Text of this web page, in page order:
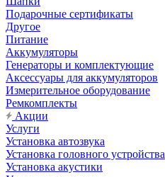
Подарочные сертификаты
Другое
Питание
Аккумуляторы
Генераторы и комплектующие
Аксессуары для аккумуляторов
Измерительное оборудование
Ремкомплекты
Акции
Услуги
Установка автозвука
Установка головного устройства
Установка акустики